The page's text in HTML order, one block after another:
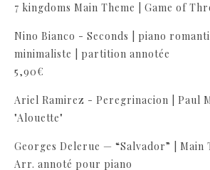
7 kingdoms Main Theme | Game of
Nino Bianco - Seconds | piano
minimaliste | partition annotée
5,90€
Ariel Ramirez - Peregrinacion | Paul
"Alouette"
Georges Delerue — “Salvador” | Main
Arr. annoté pour piano